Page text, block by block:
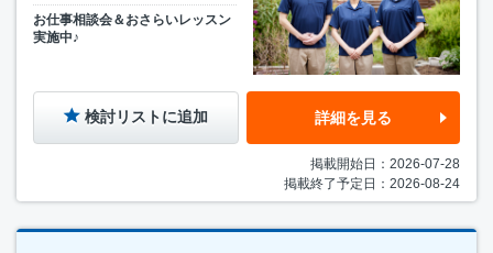
お仕事相談会＆おさらいレッスン
実施中♪
検討リストに追加 詳細を見る
掲載開始日：2026-07-28
掲載終了予定日：2026-08-24